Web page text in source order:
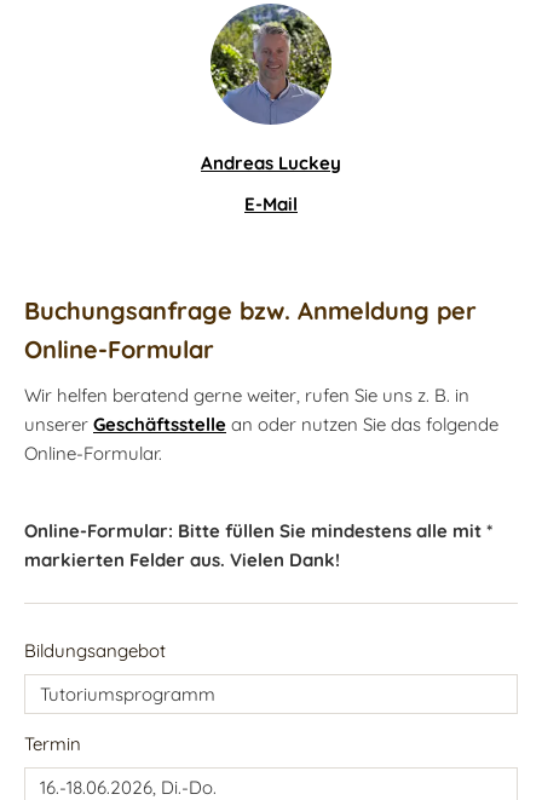
Andreas Luckey
E-Mail
Buchungsanfrage bzw. Anmeldung per
Online-Formular
Wir helfen beratend gerne weiter, rufen Sie uns z. B. in
unserer Geschäftsstelle an oder nutzen Sie das folgende
Online-Formular.
Online-Formular: Bitte füllen Sie mindestens alle mit *
markierten Felder aus. Vielen Dank!
Bildungsangebot
Termin